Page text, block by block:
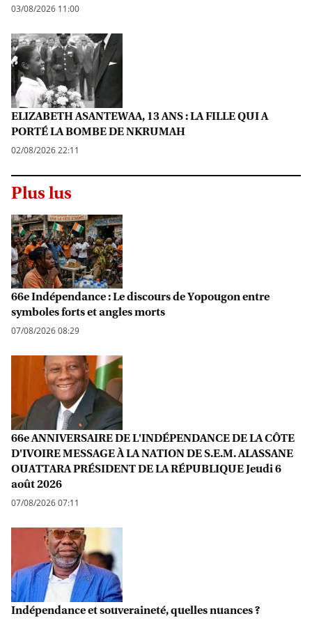
03/08/2026 11:00
ELIZABETH ASANTEWAA, 13 ANS : LA FILLE QUI A
PORTÉ LA BOMBE DE NKRUMAH
02/08/2026 22:11
Plus lus
66e Indépendance : Le discours de Yopougon entre
symboles forts et angles morts
07/08/2026 08:29
66e ANNIVERSAIRE DE L'INDÉPENDANCE DE LA CÔTE
D'IVOIRE MESSAGE À LA NATION DE S.E.M. ALASSANE
OUATTARA PRÉSIDENT DE LA RÉPUBLIQUE Jeudi 6
août 2026
07/08/2026 07:11
Indépendance et souveraineté, quelles nuances ?